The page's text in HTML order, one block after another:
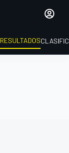
RESULTADOS